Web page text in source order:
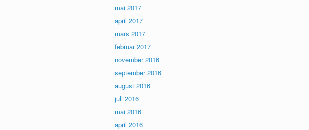
mai 2017
april 2017
mars 2017
februar 2017
november 2016
september 2016
august 2016
juli 2016
mai 2016
april 2016